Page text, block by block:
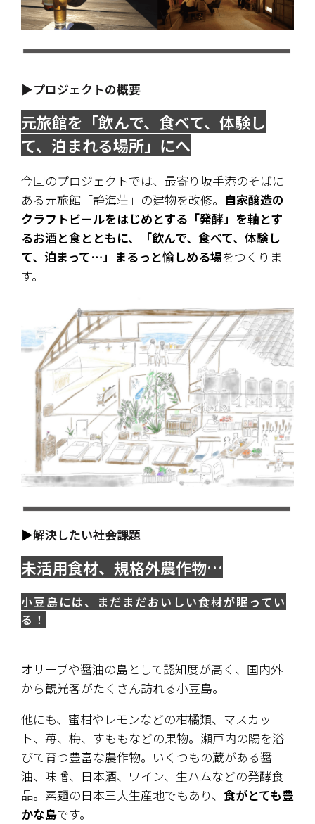
▶プロジェクトの概要
元旅館を「飲んで、食べて、体験し
て、泊まれる場所」にへ
今回のプロジェクトでは、最寄り坂手港のそばに
ある元旅館「静海荘」の建物を改修。 自家醸造の
クラフトビールをはじめとする「発酵」を軸とす
るお酒と食とともに、「飲んで、食べて、体験し
て、泊まって…」まるっと愉しめる場をつくりま
す。
▶解決したい社会課題
未活用食材、規格外農作物…
小豆島には、まだまだおいしい食材が眠ってい
る！
オリーブや醤油の島として認知度が高く、国内外
から観光客がたくさん訪れる小豆島。
他にも、蜜柑やレモンなどの柑橘類、マスカッ
ト、苺、梅、すももなどの果物。瀬戸内の陽を浴
びて育つ豊富な農作物。いくつもの蔵がある醤
油、味噌、日本酒、ワイン、生ハムなどの発酵食
品。素麺の日本三大生産地でもあり、 食がとても豊
かな島です。